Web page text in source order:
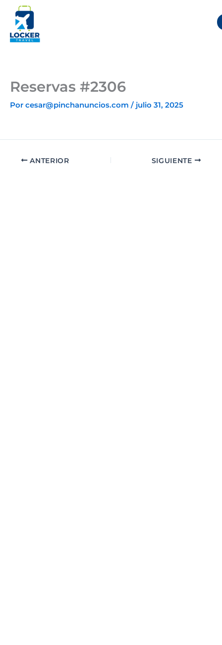
contenido
Reservas #2306
Por cesar@pinchanuncios.com / julio 31, 2025
ANTERIOR SIGUIENTE